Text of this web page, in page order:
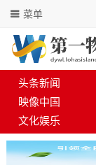
菜单
头条新闻
映像中国
文化娱乐